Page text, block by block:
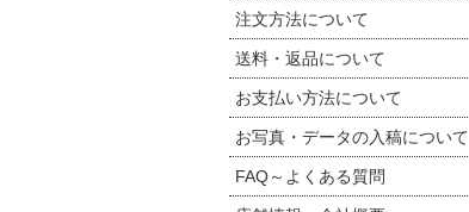
注文方法について
送料・返品について
お支払い方法について
お写真・データの入稿について
FAQ～よくある質問